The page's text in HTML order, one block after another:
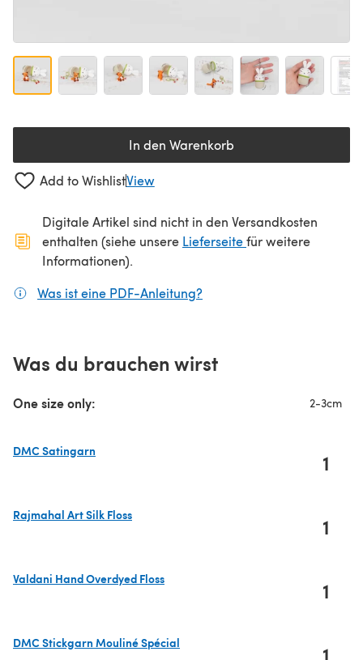
In den Warenkorb
Add to WishlistView
Digitale Artikel sind nicht in den Versandkosten
enthalten (siehe unsere Lieferseite(öffnet sich in
für weitere
Informationen).
Was ist eine PDF-Anleitung?
Was du brauchen wirst
One size only: 2-3cm
DMC Satingarn
1
Rajmahal Art Silk Floss
1
Valdani Hand Overdyed Floss
1
DMC Stickgarn Mouliné Spécial
1